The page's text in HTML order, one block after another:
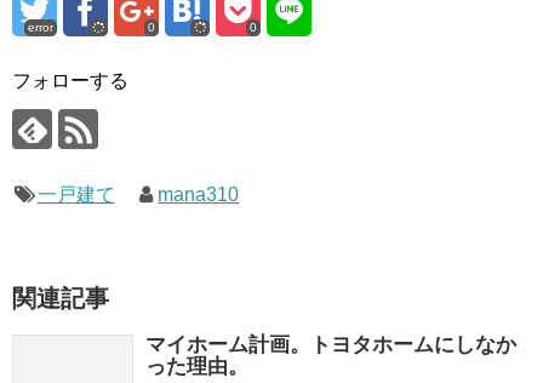
error 0 0
フォローする
一戸建て mana310
関連記事
マイホーム計画。トヨタホームにしなか
った理由。